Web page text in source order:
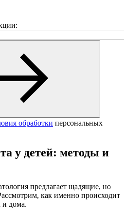
обработки персональных
у детей: методы и
предлагает щадящие, но
как именно происходит
и дома.